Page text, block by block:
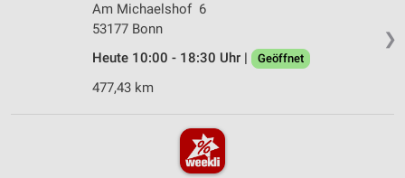
❯
Am Michaelshof 6
53177 Bonn
Heute 10:00 - 18:30 Uhr |
Geöffnet
477,43 km